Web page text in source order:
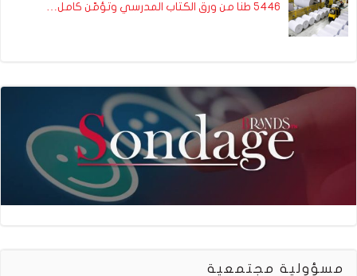
5446 طنا من ورق الكتاب المدرسي وتؤمّن كامل…
مسؤولية مجتمعية